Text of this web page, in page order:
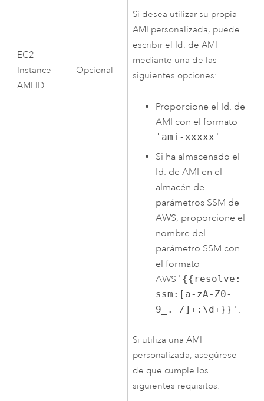
EC2
Instance
AMI ID
Opcional
Si desea utilizar su propia
AMI personalizada, puede
escribir el Id. deAMI
mediante una de las
siguientes opciones:
Proporcione el Id. de
AMI con el formato
'ami-xxxxx' .
Si ha almacenado el
Id. deAMI en el
almacén de
parámetros SSM de
AWS, proporcione el
nombre del
parámetro SSM con
el formato
AWS '{{resolve:
ssm:[a-zA-Z0-
9_.-/]+:\d+}}' .
Si utiliza unaAMI
personalizada, asegúrese
de que cumple los
siguientes requisitos: